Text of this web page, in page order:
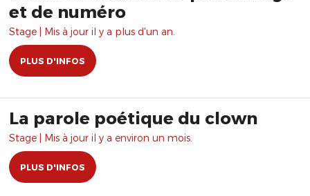
et de numéro
Stage | Mis à jour il y a plus d'un an.
PLUS D'INFOS
La parole poétique du clown
Stage | Mis à jour il y a environ un mois.
PLUS D'INFOS